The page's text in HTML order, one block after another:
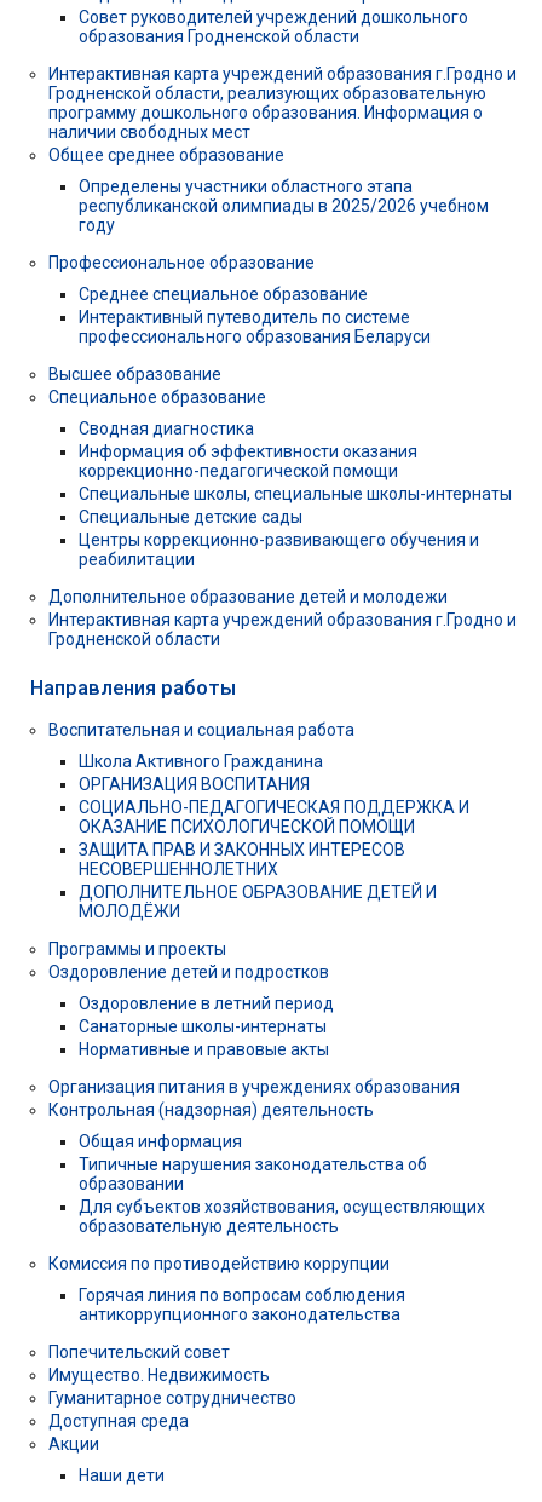
Совет руководителей учреждений дошкольного
образования Гродненской области
Интерактивная карта учреждений образования г.Гродно и
Гродненской области, реализующих образовательную
программу дошкольного образования. Информация о
наличии свободных мест
Общее среднее образование
Определены участники областного этапа
республиканской олимпиады в 2025/2026 учебном
году
Профессиональное образование
Среднее специальное образование
Интерактивный путеводитель по системе
профессионального образования Беларуси
Высшее образование
Специальное образование
Сводная диагностика
Информация об эффективности оказания
коррекционно-педагогической помощи
Специальные школы, специальные школы-интернаты
Специальные детские сады
Центры коррекционно-развивающего обучения и
реабилитации
Дополнительное образование детей и молодежи
Интерактивная карта учреждений образования г.Гродно и
Гродненской области
Направления работы
Воспитательная и социальная работа
Школа Активного Гражданина
ОРГАНИЗАЦИЯ ВОСПИТАНИЯ
СОЦИАЛЬНО-ПЕДАГОГИЧЕСКАЯ ПОДДЕРЖКА И
ОКАЗАНИЕ ПСИХОЛОГИЧЕСКОЙ ПОМОЩИ
ЗАЩИТА ПРАВ И ЗАКОННЫХ ИНТЕРЕСОВ
НЕСОВЕРШЕННОЛЕТНИХ
ДОПОЛНИТЕЛЬНОЕ ОБРАЗОВАНИЕ ДЕТЕЙ И
МОЛОДЁЖИ
Программы и проекты
Оздоровление детей и подростков
Оздоровление в летний период
Санаторные школы-интернаты
Нормативные и правовые акты
Организация питания в учреждениях образования
Контрольная (надзорная) деятельность
Общая информация
Типичные нарушения законодательства об
образовании
Для субъектов хозяйствования, осуществляющих
образовательную деятельность
Комиссия по противодействию коррупции
Горячая линия по вопросам соблюдения
антикоррупционного законодательства
Попечительский совет
Имущество. Недвижимость
Гуманитарное сотрудничество
Доступная среда
Акции
Наши дети